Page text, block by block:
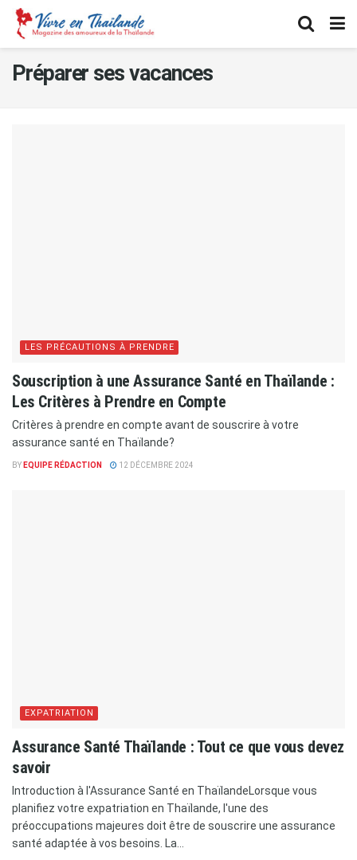
Préparer ses vacances
LES PRÉCAUTIONS À PRENDRE
Souscription à une Assurance Santé en Thaïlande :
Les Critères à Prendre en Compte
Critères à prendre en compte avant de souscrire à votre
assurance santé en Thaïlande?
BY EQUIPE RÉDACTION 12 DÉCEMBRE 2024
EXPATRIATION
Assurance Santé Thaïlande : Tout ce que vous devez
savoir
Introduction à l'Assurance Santé en ThaïlandeLorsque vous
planifiez votre expatriation en Thaïlande, l'une des
préoccupations majeures doit être de souscrire une assurance
santé adaptée à vos besoins. La...